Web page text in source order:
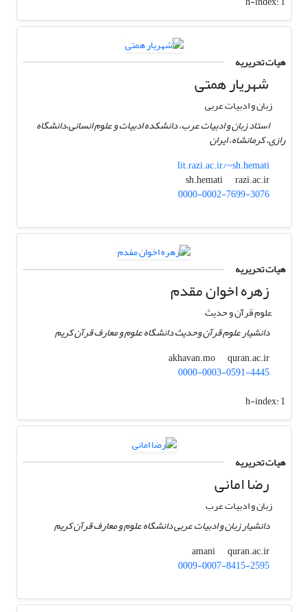
هیات تحریریه
شهریار همتی
زبان و ادبیات عربی
استاد زبان و ادبیات عرب، دانشکده ادبیات و علوم انسانی،دانشگاه
رازی، کرمانشاه، ایران
lit.razi.ac.ir/~sh.hemati
sh.hemati
razi.ac.ir
0000-0002-7699-3076
هیات تحریریه
زهره اخوان مقدم
علوم قرآن و حدیث
دانشیار علوم قرآن وحدیث دانشگاه علوم و معارف قرآن کریم
akhavan.mo
quran.ac.ir
0000-0003-0591-4445
h-index:1
هیات تحریریه
رضا امانی
زبان و ادبیات عرب
دانشیار زبان و ادبیات عربی دانشگاه علوم و معارف قرآن کریم
amani
quran.ac.ir
0009-0007-8415-2595